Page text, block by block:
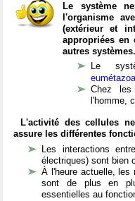
Le système
l'organisme
(extérieur et
appropriées en
autres systèmes.
Le
Chez les
l'homme,
L'activité des cellules
assure les différentes
Les interactions
électriques) sont bien
À l'heure actuelle, les
sont de plus en
essentielles au